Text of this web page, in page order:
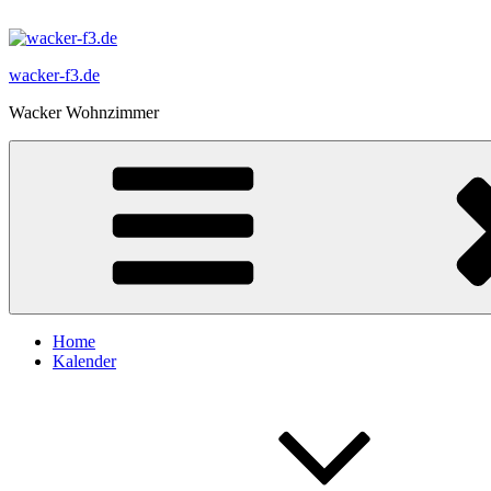
Inhalt
wacker-f3.de
Wacker Wohnzimmer
Home
Kalender